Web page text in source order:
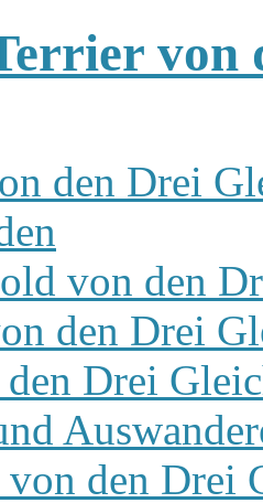
von
den Drei
von den
den Drei
Drei
von den Drei